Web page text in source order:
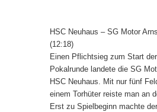
HSC Neuhaus – SG Motor
(12:18)
Einen Pflichtsieg zum Start
Pokalrunde landete die SG
HSC Neuhaus. Mit nur fünf
einem Torhüter reiste man an
Erst zu Spielbeginn machte